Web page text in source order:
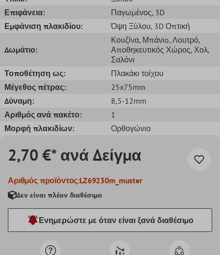
Επιφάνεια:
Παγωμένος, 3D
Εμφάνιση πλακιδίου:
Όψη Ξύλου, 3D Οπτική
Δωμάτιο:
Κουζίνα, Μπάνιo, Λουτρό,
Αποθηκευτικός Χώρος, Χολ,
Σαλόνι
Τοποθέτηση ως:
Πλακάκι τοίχου
Μέγεθος πέτρας:
25x75mm
Δύναμη:
8,5-12mm
Αριθμός ανά πακέτο:
1
Μορφή πλακιδίων:
Ορθογώνιο
2,70 €* ανά Δείγμα
Αριθμός προϊόντος:LZ69230m_muster
Δεν είναι πλέον διαθέσιμο
Ενημερώστε με όταν είναι ξανά διαθέσιμο